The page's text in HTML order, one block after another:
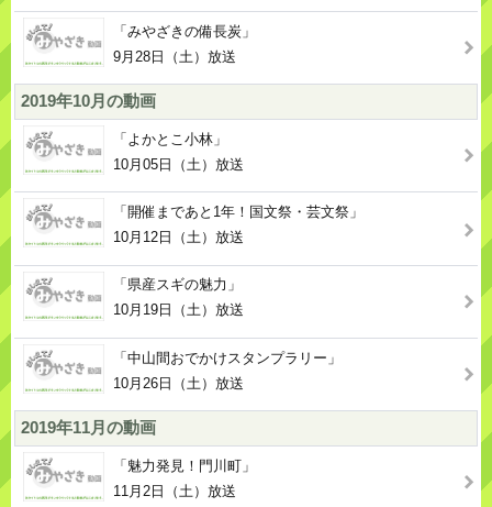
「みやざきの備長炭」
9月28日（土）放送
2019年10月の動画
「よかとこ小林」
10月05日（土）放送
「開催まであと1年！国文祭・芸文祭」
10月12日（土）放送
「県産スギの魅力」
10月19日（土）放送
「中山間おでかけスタンプラリー」
10月26日（土）放送
2019年11月の動画
「魅力発見！門川町」
11月2日（土）放送